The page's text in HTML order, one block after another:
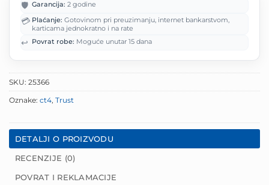
🛡️ Garancija: 2 godine
💳 Plaćanje: Gotovinom pri preuzimanju, internet bankarstvom,
karticama jednokratno i na rate
↩️ Povrat robe: Moguće unutar 15 dana
SKU: 25366
Oznake: ct4, Trust
DETALJI O PROIZVODU
RECENZIJE (0)
POVRAT I REKLAMACIJE